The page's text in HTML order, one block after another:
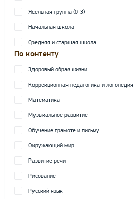
Ясельная группа (0-3)
Начальная школа
Средняя и старшая школа
По контенту
Здоровый образ жизни
Коррекционная педагогика и логопедия
Математика
Музыкальное развитие
Обучение грамоте и письму
Окружающий мир
Развитие речи
Рисование
Русский язык